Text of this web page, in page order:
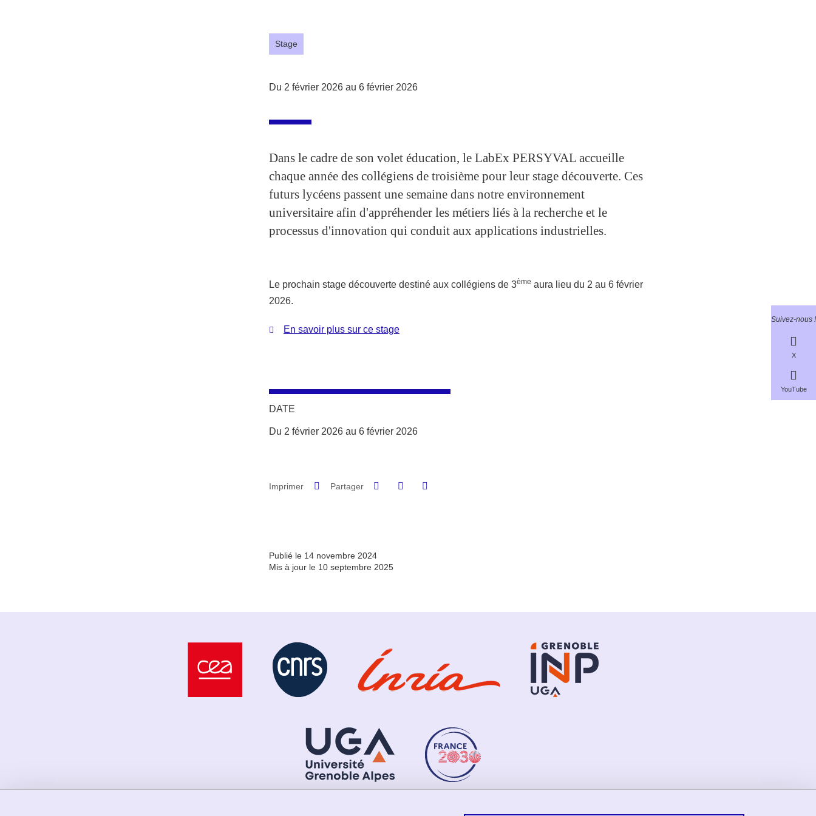
Suivez-nous !
X
YouTube
Stage
Du 2 février 2026 au 6 février 2026
Dans le cadre de son volet éducation, le LabEx PERSYVAL accueille
chaque année des collégiens de troisième pour leur stage découverte. Ces
futurs lycéens passent une semaine dans notre environnement
universitaire afin d'appréhender les métiers liés à la recherche et le
processus d'innovation qui conduit aux applications industrielles.
Le prochain stage découverte destiné aux collégiens de 3ème aura lieu du 2 au 6 février
2026.
En savoir plus sur ce stage
DATE
Du 2 février 2026 au 6 février 2026
Imprimer Partager Partager sur Facebook
Partager sur LinkedIn
Publié le 14 novembre 2024
Mis à jour le 10 septembre 2025